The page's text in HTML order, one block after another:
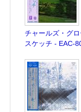
チャールズ・グ
スケッチ - EAC-